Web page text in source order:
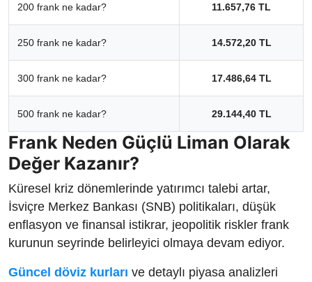
200 frank ne kadar? 11.657,76 TL
250 frank ne kadar? 14.572,20 TL
300 frank ne kadar? 17.486,64 TL
500 frank ne kadar? 29.144,40 TL
Frank Neden Güçlü Liman Olarak
Değer Kazanır?
Küresel kriz dönemlerinde yatırımcı talebi artar,
İsviçre Merkez Bankası (SNB) politikaları, düşük
enflasyon ve finansal istikrar, jeopolitik riskler frank
kurunun seyrinde belirleyici olmaya devam ediyor.
Güncel döviz kurları ve detaylı piyasa analizleri